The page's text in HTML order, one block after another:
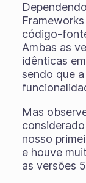
código-
Ambas as
idênticas
sendo que
Mas
nosso
e houve
as versões